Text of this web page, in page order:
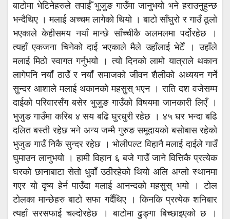
बाटोमा भेटिनेहरुले तपाईँ भुजुङ गाउँमा जानुभयो भने हराउनुहुन्छ
भन्दैथिए । मलाई अच्चम लागेको थियो । बाटो साँघुरो र गाउँ ठूलो
भएकाले केहीसमय नयाँ मान्छे साँच्चीकै अलमलमा पर्दोरहेछ ।
त्यहाँ एकजना चिनेको दाई भएकाले मैले उहाँलाई भेटेँ । उहाँले
मलाई मिठो स्वागत गर्नुभयो । त्यो दिनको लामो यात्राले थकान
लागेपनि नयाँ ठाउँ र नयाँ समाजको जीवन शैलीको अध्ययन गर्ने
सुन्दर आशाले मलाई थकानको महसुस् भएन । राति दश वजेसम्म
दाईको परिवारसँग बसेर भुजुङ गाउँको विषयमा जानकारी लिएँ ।
भुजुङ गाउँमा करिब ४ सय बढि घुरधुरी रहेछ । ४५ घर भन्दा बढि
दलित बस्ती रहेछ भने अन्य जम्मै गुरुङ समूदायको बसोबास रहेको
भुजुङ गाउँ निकै सुन्दर रहेछ । भोलीपल्ट विहानै मलाई दाईले गाउँ
घुमाउन लानुभयो । हामी विहान ६ बजे गाउँ जाने वित्तिकै प्रत्येक
घरको छानाबाटा सेतो धुवाँ उठीरहेको थियो अलि अग्लो स्थानमा
गएर यो दृष्य हेर्न पाउँदा मलाई आनन्दको महसुस् भयो । टोल
टोलका मान्छेहरु बाटो सफा गर्दैथिए । किनकि प्रत्येक शनिबार
त्यहाँ सरसफाई चल्दोरहेछ । बाटोमा ढुङ्गा बिच्छाइएको छ ।